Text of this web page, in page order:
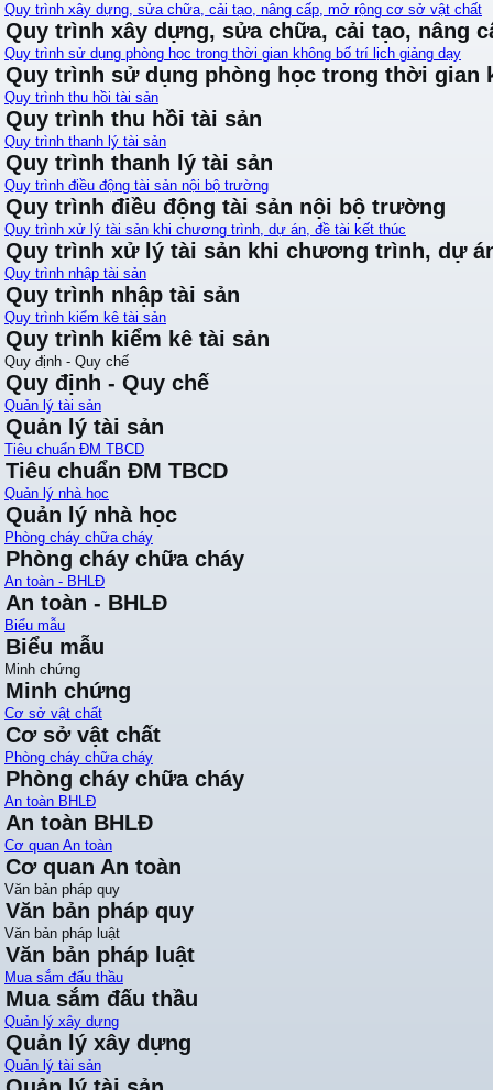
Quy trình xây dựng, sửa chữa, cải tạo, nâng cấp, mở rộng cơ sở vật chất
Quy trình xây dựng, sửa chữa, cải tạo, nâng
Quy trình sử dụng phòng học trong thời gian không bố trí lịch giảng dạy
Quy trình sử dụng phòng học trong thời gian
Quy trình thu hồi tài sản
Quy trình thu hồi tài sản
Quy trình thanh lý tài sản
Quy trình thanh lý tài sản
Quy trình điều động tài sản nội bộ trường
Quy trình điều động tài sản nội bộ trường
Quy trình xử lý tài sản khi chương trình, dự án, đề tài kết thúc
Quy trình xử lý tài sản khi chương trình, dự
Quy trình nhập tài sản
Quy trình nhập tài sản
Quy trình kiểm kê tài sản
Quy trình kiểm kê tài sản
Quy định - Quy chế
Quy định - Quy chế
Quản lý tài sản
Quản lý tài sản
Tiêu chuẩn ĐM TBCD
Tiêu chuẩn ĐM TBCD
Quản lý nhà học
Quản lý nhà học
Phòng cháy chữa cháy
Phòng cháy chữa cháy
An toàn - BHLĐ
An toàn - BHLĐ
Biểu mẫu
Biểu mẫu
Minh chứng
Minh chứng
Cơ sở vật chất
Cơ sở vật chất
Phòng cháy chữa cháy
Phòng cháy chữa cháy
An toàn BHLĐ
An toàn BHLĐ
Cơ quan An toàn
Cơ quan An toàn
Văn bản pháp quy
Văn bản pháp quy
Văn bản pháp luật
Văn bản pháp luật
Mua sắm đấu thầu
Mua sắm đấu thầu
Quản lý xây dựng
Quản lý xây dựng
Quản lý tài sản